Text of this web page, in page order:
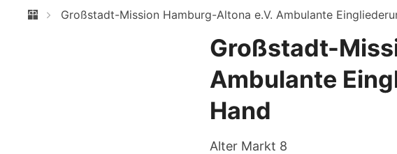
Großstadt-Mission Hamburg-Altona e.V. Ambulante
Großstadt-
Ambulante
Hand
Alter Markt 8